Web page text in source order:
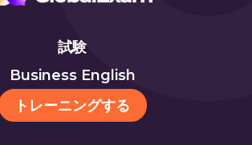
試験
Business English
トレーニングする